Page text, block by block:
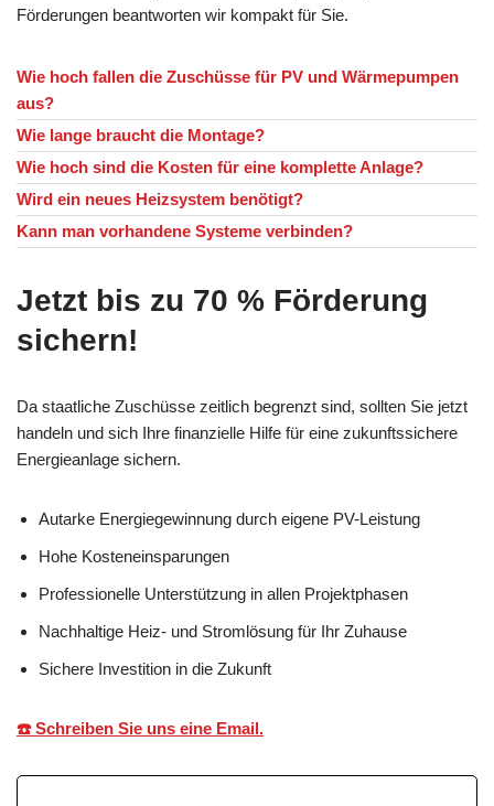
Förderungen beantworten wir kompakt für Sie.
Wie hoch fallen die Zuschüsse für PV und Wärmepumpen
aus?
Wie lange braucht die Montage?
Wie hoch sind die Kosten für eine komplette Anlage?
Wird ein neues Heizsystem benötigt?
Kann man vorhandene Systeme verbinden?
Jetzt bis zu 70 % Förderung
sichern!
Da staatliche Zuschüsse zeitlich begrenzt sind, sollten Sie jetzt
handeln und sich Ihre finanzielle Hilfe für eine zukunftssichere
Energieanlage sichern.
Autarke Energiegewinnung durch eigene PV-Leistung
Hohe Kosteneinsparungen
Professionelle Unterstützung in allen Projektphasen
Nachhaltige Heiz- und Stromlösung für Ihr Zuhause
Sichere Investition in die Zukunft
☎️ Schreiben Sie uns eine Email.